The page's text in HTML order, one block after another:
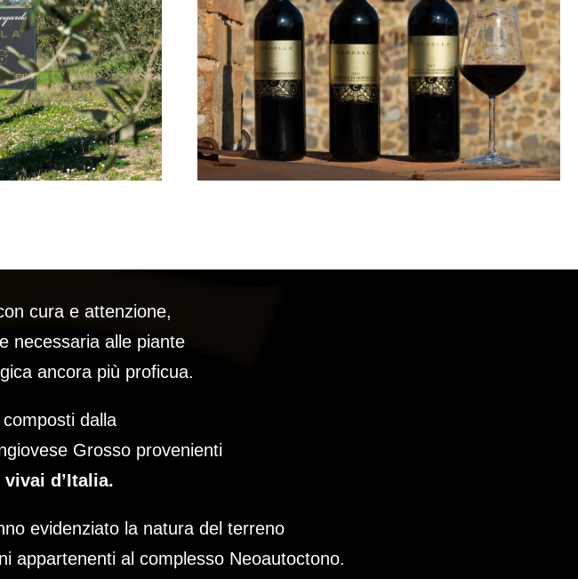
cura e attenzione,
necessaria alle piante
ancora più proficua.
dalla
Grosso provenienti
d’Italia.
evidenziato la natura del terreno
appartenenti al complesso Neoautoctono.